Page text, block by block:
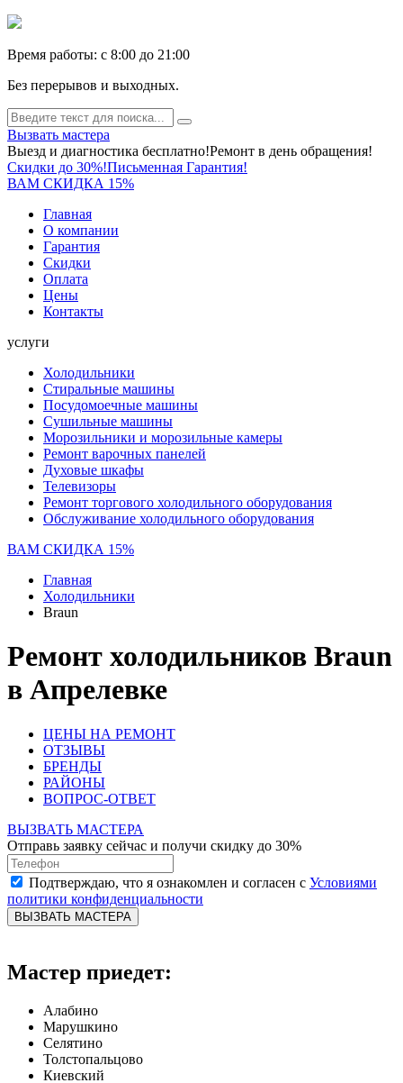
Время работы: c 8:00 до 21:00
Без перерывов и выходных.
Вызвать мастера
Выезд и диагностика бесплатно!Ремонт в день обращения!
Скидки до 30%!Письменная Гарантия!
ВАМ СКИДКА 15%
Главная
О компании
Гарантия
Скидки
Оплата
Цены
Контакты
услуги
Холодильники
Стиральные машины
Посудомоечные машины
Сушильные машины
Морозильники и морозильные камеры
Ремонт варочных панелей
Духовые шкафы
Телевизоры
Ремонт торгового холодильного оборудования
Обслуживание холодильного оборудования
ВАМ СКИДКА 15%
Главная
Холодильники
Braun
Ремонт холодильников Braun
в Апрелевке
ЦЕНЫ НА РЕМОНТ
ОТЗЫВЫ
БРЕНДЫ
РАЙОНЫ
ВОПРОС-ОТВЕТ
ВЫЗВАТЬ МАСТЕРА
Отправь заявку сейчас и получи скидку до 30%
Подтверждаю, что я ознакомлен и согласен с Условиями
политики конфиденциальности
ВЫЗВАТЬ МАСТЕРА
Мастер приедет:
Алабино
Марушкино
Селятино
Толстопальцово
Киевский